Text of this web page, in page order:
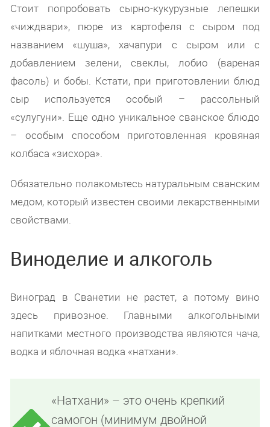
Стоит попробовать сырно-кукурузные лепешки
«чиждвари», пюре из картофеля с сыром под
названием «шуша», хачапури с сыром или с
добавлением зелени, свеклы, лобио (вареная
фасоль) и бобы. Кстати, при приготовлении блюд
сыр используется особый – рассольный
«сулугуни». Еще одно уникальное сванское блюдо
– особым способом приготовленная кровяная
колбаса «зисхора».
Обязательно полакомьтесь натуральным сванским
медом, который известен своими лекарственными
свойствами.
Виноделие и алкоголь
Виноград в Сванетии не растет, а потому вино
здесь привозное. Главными алкогольными
напитками местного производства являются чача,
водка и яблочная водка «натхани».
«Натхани» – это очень крепкий
самогон (минимум двойной